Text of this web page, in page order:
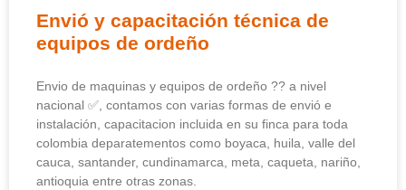
Envió y capacitación técnica de
equipos de ordeño
Envio de maquinas y equipos de ordeño ?? a nivel
nacional ✅, contamos con varias formas de envió e
instalación, capacitacion incluida en su finca para toda
colombia deparatementos como boyaca, huila, valle del
cauca, santander, cundinamarca, meta, caqueta, nariño,
antioquia entre otras zonas.